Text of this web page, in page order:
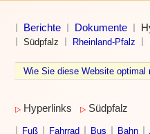
Berichte Dokumente
Südpfalz Rheinland-Pfalz
Wie Sie diese Website
▷ Hyperlinks ▷ Südpfalz
Fuß Fahrrad Bus Bahn